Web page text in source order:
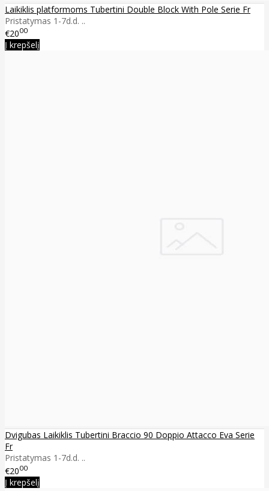
Laikiklis platformoms Tubertini Double Block With Pole Serie Fr
Pristatymas 1-7d.d. ..
€2000
Į krepšelį
Dvigubas Laikiklis Tubertini Braccio 90 Doppio Attacco Eva Serie
Fr
Pristatymas 1-7d.d. ..
€2000
Į krepšelį